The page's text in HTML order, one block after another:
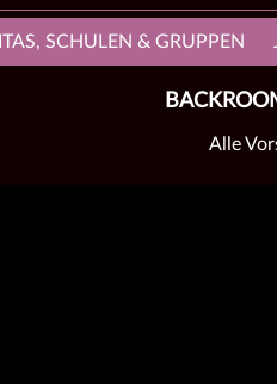
SCHULEN & GRUPPEN
Alle